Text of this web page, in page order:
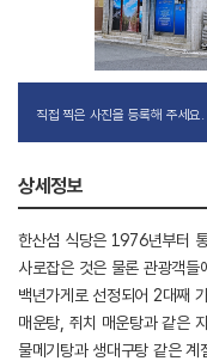
직접 찍은 사진을 등록해 주세요.
상세정보
한산섬 식당은 1976년부터
사로잡은 것은 물론 관광객
백년가게로 선정되어 2대째
매운탕, 쥐치 매운탕과 같은
물메기탕과 생대구탕 같은